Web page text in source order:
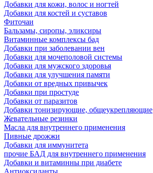
Добавки для кожи, волос и ногтей
Добавки для костей и суставов
Фиточаи
Бальзамы, сиропы, эликсиры
Витаминные комплексы бад
Добавки при заболевании вен
Добавки для мочеполовой системы
Добавки для мужского здоровья
Добавки для улучшения памяти
Добавки от вредных привычек
Добавки при простуде
Добавки от паразитов
Добавки тонизирующие, общеукрепляющие
Жевательные резинки
Масла для внутреннего применения
Пивные дрожжи
Добавки для иммунитета
прочие БАД для внутреннего применения
Добавки и витаминны при диабете
Антиоксиданты